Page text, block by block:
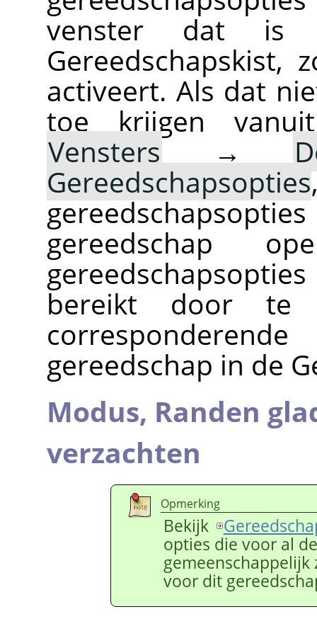
venster dat is
Gereedschapskist,
activeert. Als dat
toe krijgen
Vensters→
Gereedschapsopties
gereedschap
bereikt door te
gereedschap in de
Modus, Randen
verzachten
Opmerking
Bekijk
opties die voor al
voor dit